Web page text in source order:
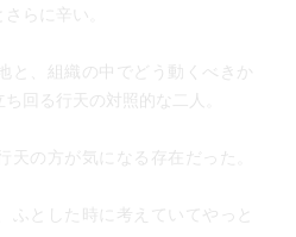
らに辛い。
と、組織の中でどう動くべきか
回る行天の対照的な二人。
天の方が気になる存在だった。
ふとした時に考えていてやっと